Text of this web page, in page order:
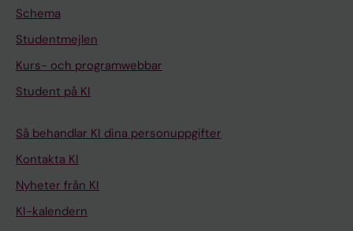
Schema
Studentmejlen
Kurs- och programwebbar
Student på KI
Så behandlar KI dina personuppgifter
Kontakta KI
Nyheter från KI
KI-kalendern